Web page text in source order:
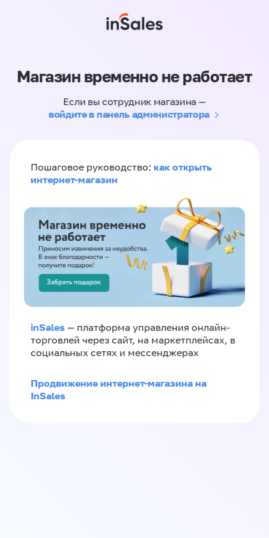
Магазин временно не работает
Если вы сотрудник магазина —
войдите в панель администратора
Пошаговое руководство: как открыть
интернет-магазин
inSales — платформа управления онлайн-
торговлей через сайт, на маркетплейсах, в
социальных сетях и мессенджерах
Продвижение интернет-магазина на
InSales